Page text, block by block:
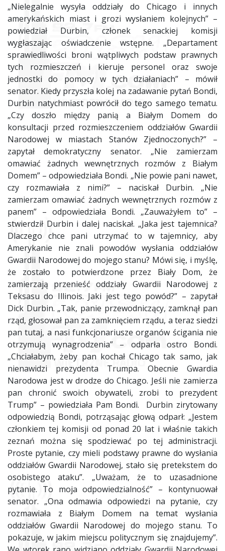
„Nielegalnie wysyła oddziały do Chicago i innych
amerykańskich miast i grozi wysłaniem kolejnych” –
powiedział Durbin, członek senackiej komisji
wygłaszając oświadczenie wstępne. „Departament
sprawiedliwości broni wątpliwych podstaw prawnych
tych rozmieszczeń i kieruje personel oraz swoje
jednostki do pomocy w tych działaniach” – mówił
senator. Kiedy przyszła kolej na zadawanie pytań Bondi,
Durbin natychmiast powrócił do tego samego tematu.
„Czy doszło między panią a Białym Domem do
konsultacji przed rozmieszczeniem oddziałów Gwardii
Narodowej w miastach Stanów Zjednoczonych?” –
zapytał demokratyczny senator. „Nie zamierzam
omawiać żadnych wewnętrznych rozmów z Białym
Domem” – odpowiedziała Bondi. „Nie powie pani nawet,
czy rozmawiała z nimi?” – naciskał Durbin. „Nie
zamierzam omawiać żadnych wewnętrznych rozmów z
panem” – odpowiedziała Bondi. „Zauważyłem to” –
stwierdził Durbin i dalej naciskał. „Jaka jest tajemnica?
Dlaczego chce pani utrzymać to w tajemnicy, aby
Amerykanie nie znali powodów wysłania oddziałów
Gwardii Narodowej do mojego stanu? Mówi się, i myślę,
że zostało to potwierdzone przez Biały Dom, że
zamierzają przenieść oddziały Gwardii Narodowej z
Teksasu do Illinois. Jaki jest tego powód?” – zapytał
Dick Durbin. „Tak, panie przewodniczący, zamknął pan
rząd, głosował pan za zamknięciem rządu, a teraz siedzi
pan tutaj, a nasi funkcjonariusze organów ścigania nie
otrzymują wynagrodzenia” – odparła ostro Bondi.
„Chciałabym, żeby pan kochał Chicago tak samo, jak
nienawidzi prezydenta Trumpa. Obecnie Gwardia
Narodowa jest w drodze do Chicago. Jeśli nie zamierza
pan chronić swoich obywateli, zrobi to prezydent
Trump” – powiedziała Pam Bondi. Durbin zirytowany
odpowiedzią Bondi, potrząsając głową odparł: „Jestem
członkiem tej komisji od ponad 20 lat i właśnie takich
zeznań można się spodziewać po tej administracji.
Proste pytanie, czy mieli podstawy prawne do wysłania
oddziałów Gwardii Narodowej, stało się pretekstem do
osobistego ataku”. „Uważam, że to uzasadnione
pytanie. To moja odpowiedzialność” – kontynuował
senator. „Ona odmawia odpowiedzi na pytanie, czy
rozmawiała z Białym Domem na temat wysłania
oddziałów Gwardii Narodowej do mojego stanu. To
pokazuje, w jakim miejscu politycznym się znajdujemy”.